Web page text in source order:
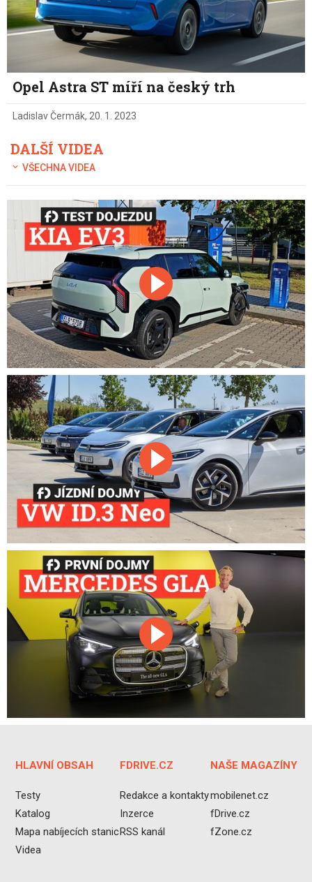
Opel Astra ST míří na český trh
Ladislav Čermák, 20. 1. 2023
DALŠÍ VIDEA
VŠECHNA VIDEA
HLAVNÍ OBSAH
Testy
Katalog
Mapa nabíjecích stanic
Videa
FDRIVE.CZ
Redakce a kontakty
Inzerce
RSS kanál
NAŠE MAGAZÍNY
mobilenet.cz
fDrive.cz
fZone.cz